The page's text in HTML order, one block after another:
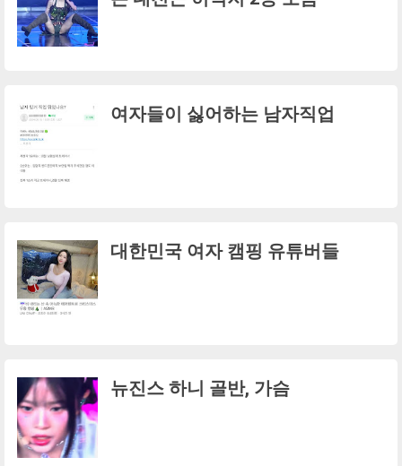
여자들이 싫어하는 남자직업
대한민국 여자 캠핑 유튜버들
뉴진스 하니 골반, 가슴